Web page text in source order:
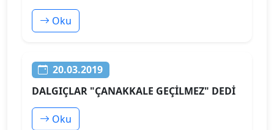
Oku
20.03.2019
DALGIÇLAR "ÇANAKKALE GEÇİLMEZ" DEDİ
Oku